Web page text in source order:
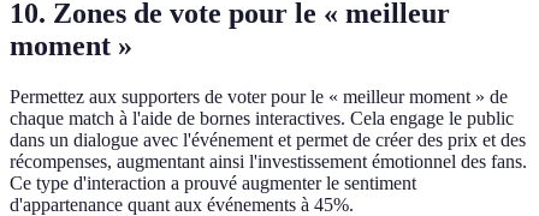
10. Zones de vote pour le « meilleur
moment »
Permettez aux supporters de voter pour le « meilleur moment » de
chaque match à l'aide de bornes interactives. Cela engage le public
dans un dialogue avec l'événement et permet de créer des prix et des
récompenses, augmentant ainsi l'investissement émotionnel des fans.
Ce type d'interaction a prouvé augmenter le sentiment
d'appartenance quant aux événements à 45%.